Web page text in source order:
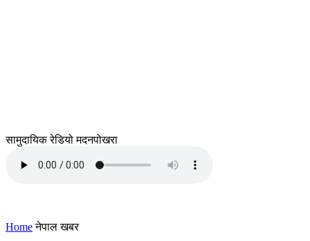
सामुदायिक रेडियो मदनपोखरा
Home नेपाल खबर